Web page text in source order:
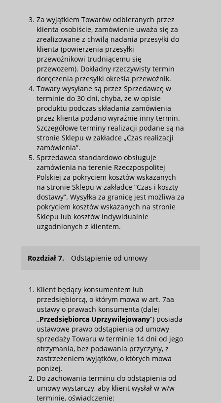
Za wyjątkiem Towarów odbieranych przez
klienta osobiście, zamówienie uważa się za
zrealizowane z chwilą nadania przesyłki do
klienta (powierzenia przesyłki
przewoźnikowi trudniącemu się
przewozem). Dokładny rzeczywisty termin
doręczenia przesyłki określa przewoźnik.
Towary wysyłane są przez Sprzedawcę w
terminie do 30 dni, chyba, że w opisie
produktu podczas składania zamówienia
przez klienta podano wyraźnie inny termin.
Szczegółowe terminy realizacji podane są na
stronie Sklepu w zakładce „Czas realizacji
zamówienia”.
Sprzedawca standardowo obsługuje
zamówienia na terenie Rzeczpospolitej
Polskiej za pokryciem kosztów wskazanych
na stronie Sklepu w zakładce “Czas i koszty
dostawy”. Wysyłka za granicę jest możliwa za
pokryciem kosztów wskazanych na stronie
Sklepu lub kosztów indywidualnie
uzgodnionych z klientem.
Rozdział 7. Odstąpienie od umowy
Klient będący konsumentem lub
przedsiębiorcą, o którym mowa w art. 7aa
ustawy o prawach konsumenta (dalej
„Przedsiębiorca Uprzywilejowany”) posiada
ustawowe prawo odstąpienia od umowy
sprzedaży Towaru w terminie 14 dni od jego
otrzymania, bez podawania przyczyny, z
zastrzeżeniem wyjątków, o których mowa
poniżej.
Do zachowania terminu do odstąpienia od
umowy wystarczy, aby klient wysłał w w/w
terminie, oświadczenie: